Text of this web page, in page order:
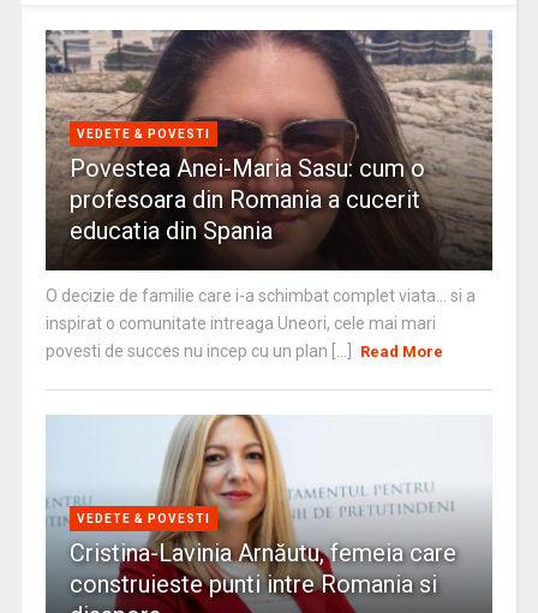
VEDETE & POVESTI
Povestea Anei-Maria Sasu: cum o
profesoara din Romania a cucerit
educatia din Spania
O decizie de familie care i-a schimbat complet viata… si a
inspirat o comunitate intreaga Uneori, cele mai mari
povesti de succes nu incep cu un plan [...]
Read More
VEDETE & POVESTI
Cristina-Lavinia Arnăutu, femeia care
construieste punti intre Romania si